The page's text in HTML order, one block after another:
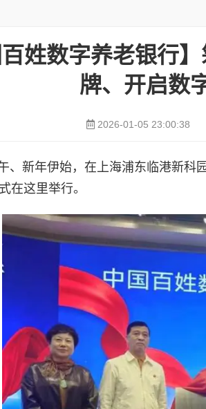
百姓数字养老银行
牌、开启数
2026-01-05 23:00:38
、新年伊始，在上海浦东临港新科
在这里举行。